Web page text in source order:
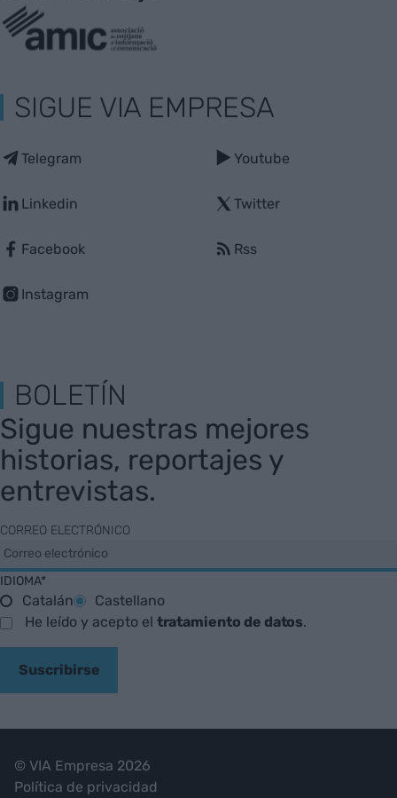
SIGUE VIA EMPRESA
Telegram
Linkedin
Facebook
Instagram
Youtube
Twitter
Rss
BOLETÍN
Sigue nuestras mejores
historias, reportajes y
entrevistas.
CORREO ELECTRÓNICO
IDIOMA*
Catalán
Castellano
He leído y acepto el tratamiento de datos.
Suscribirse
© VIA Empresa 2026
Política de privacidad